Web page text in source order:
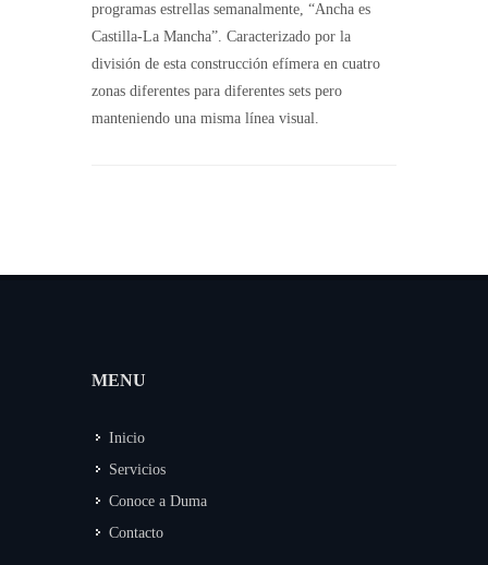
programas estrellas semanalmente, “Ancha es
Castilla-La Mancha”. Caracterizado por la
división de esta construcción efímera en cuatro
zonas diferentes para diferentes sets pero
manteniendo una misma línea visual.
MENU
Inicio
Servicios
Conoce a Duma
Contacto